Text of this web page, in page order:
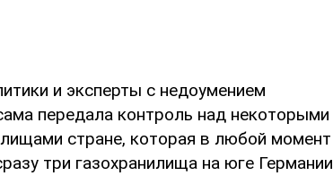
и эксперты с недоумением
передала контроль над некоторыми
стране, которая в любой момент
три газохранилища на юге Германии